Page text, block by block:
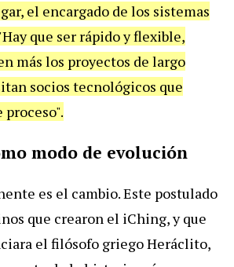
el encargado de los sistemas
que ser rápido y flexible,
más los proyectos de largo
socios tecnológicos que
proceso".
modo de evolución
es el cambio. Este postulado
que crearon el iChing, y que
el filósofo griego Heráclito,